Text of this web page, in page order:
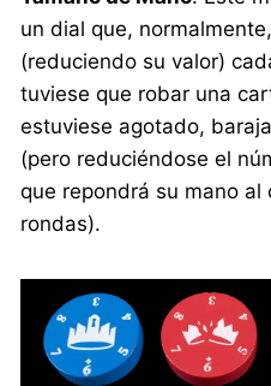
un dial que,
(reduciendo su valor)
tuviese que robar una
estuviese agotado,
(pero reduciéndose el
que repondrá su mano al
rondas).